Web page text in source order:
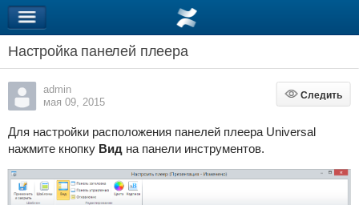
Настройка панелей плеера
admin
мая 09, 2015
Следить
Следить
Для настройки расположения панелей плеера Universal
нажмите кнопку Вид на панели инструментов.